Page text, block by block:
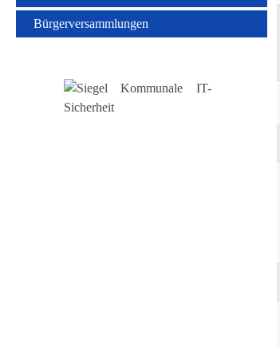
Bürgerversammlungen